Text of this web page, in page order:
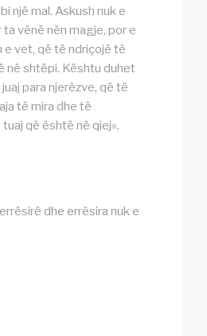
një mal. Askush nuk e
ta vënë nën magje, por e
e vet, që të ndriçojë të
në shtëpi. Kështu duhet
para njerëzve, që të
të mira dhe të
që është në qiej».
dhe errësira nuk e